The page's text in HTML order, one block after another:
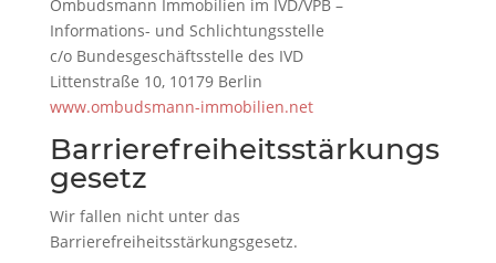
Ombudsmann Immobilien im IVD/VPB –
Informations- und Schlichtungsstelle
c/o Bundesgeschäftsstelle des IVD
Littenstraße 10, 10179 Berlin
www.ombudsmann-immobilien.net
Barrierefreiheitsstärkungs
gesetz
Wir fallen nicht unter das
Barrierefreiheitsstärkungsgesetz.